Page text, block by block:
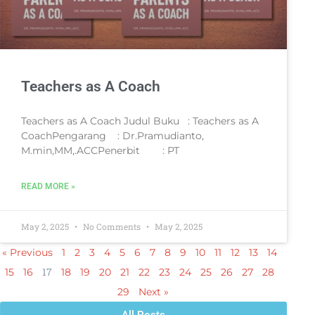
Teachers as A Coach
Teachers as A Coach Judul Buku : Teachers as A
CoachPengarang : Dr.Pramudianto,
M.min,MM,.ACCPenerbit : PT
READ MORE »
May 2, 2025 No Comments May 2, 2025
« Previous 1 2 3 4 5 6 7 8 9 10 11 12 13
14
15
16 17 18 19 20 21 22 23 24 25 26 27
28
29
Next »